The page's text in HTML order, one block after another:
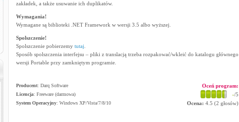
zakładek, a także usuwanie ich duplikatów.
Wymagania!
Wymagane są biblioteki .NET Framework w wersji 3.5 albo wyższej.
Spolszczenie!
Spolszczenie pobierzemy tutaj
Sposób spolszczenia interfejsu – pliki z translacją trzeba rozpakować/wkleić do katalogu głównego
wersji Portable przy zamkniętym programie.
Producent: Darq Software
Licencja: Freeware (darmowa)
System Operacyjny: Windows XP/Vista/7/8/10
Oceń program:
-/5
Ocena: 4.5 (2 głosów)